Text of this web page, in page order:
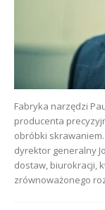
Fabryka narzędzi
producenta
obróbki
dyrektor generalny
dostaw, biurokracji,
zrównoważonego